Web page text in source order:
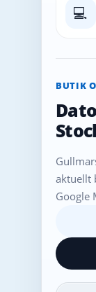
💻
BUTIK
aktuellt
Google